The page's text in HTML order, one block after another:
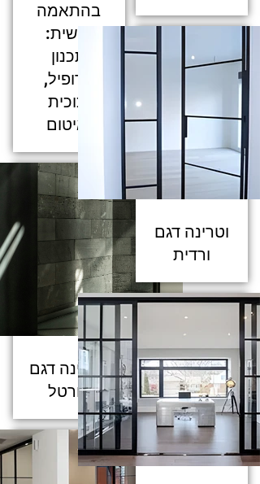
בהתאמה
אישית:
תכנון
פרופיל,
זכוכית
ואיטום
ויטרינה דגם
פורטל
וטרינה דגם
ורדית